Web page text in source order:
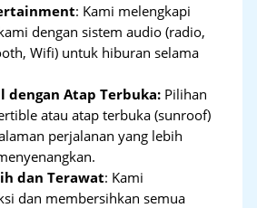
: Kami melengkapi
dengan sistem audio (radio,
Wifi) untuk hiburan selama
dengan Atap Terbuka: Pilihan
atau atap terbuka (sunroof)
perjalanan yang lebih
dan Terawat: Kami
dan membersihkan semua